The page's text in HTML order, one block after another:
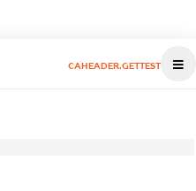
CAHEADER.GETTEST